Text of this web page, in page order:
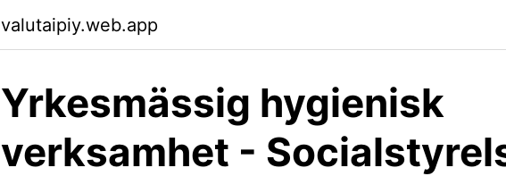
valutaipiy.web.app
Yrkesmässig hygienisk
verksamhet -